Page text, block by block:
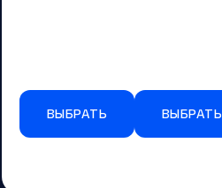
ВЫБРАТЬ ВЫБРАТЬ